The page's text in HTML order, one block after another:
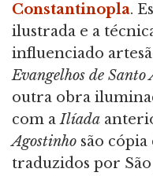
Constantinopla.
ilustrada e a
influenciado
Evangelhos de Santo
outra obra
com aIlíada
Agostinho são
traduzidos por